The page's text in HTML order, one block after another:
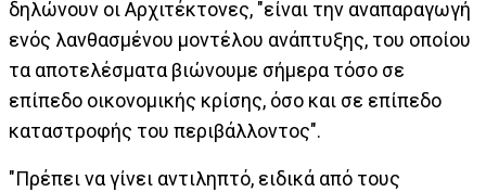
δηλώνουν οι Αρχιτέκτονες, "είναι την αναπαραγωγή
ενός λανθασμένου μοντέλου ανάπτυξης, του οποίου
τα αποτελέσματα βιώνουμε σήμερα τόσο σε
επίπεδο οικονομικής κρίσης, όσο και σε επίπεδο
καταστροφής του περιβάλλοντος".
"Πρέπει να γίνει αντιληπτό, ειδικά από τους